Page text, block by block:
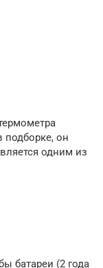
он
одним из
батареи (2 года